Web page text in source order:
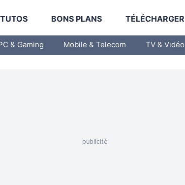
TUTOS BONS PLANS TÉLÉCHARGER
& Gaming Mobile & Telecom TV & Vidéo